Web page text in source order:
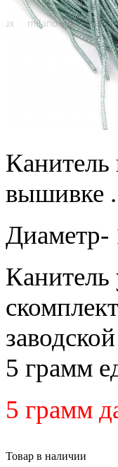
Канитель
вышивке
Диаметр-
5 грамм
5 грамм
Товар в наличии